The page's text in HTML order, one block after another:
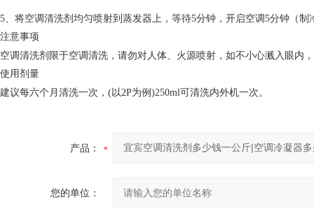
5、将空调清洗剂均匀喷射到蒸发器上，等待5分钟，开启空调5分钟（制
注意事项
空调清洗剂限于空调清洗，请勿对人体、火源喷射，如不小心溅入眼内
使用剂量
建议每六个月清洗一次，(以2P为例)250ml可清洗内外机一次。
产品：
您的单位：